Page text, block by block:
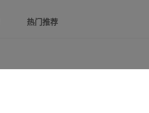
热门推荐